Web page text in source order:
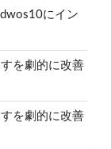
にイン
を劇的に改善
を劇的に改善